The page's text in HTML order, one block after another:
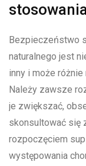
Bezpieczeństwo
naturalnego jest
inny i może
Należy zawsze
je zwiększać,
skonsultować się
rozpoczęciem
występowania